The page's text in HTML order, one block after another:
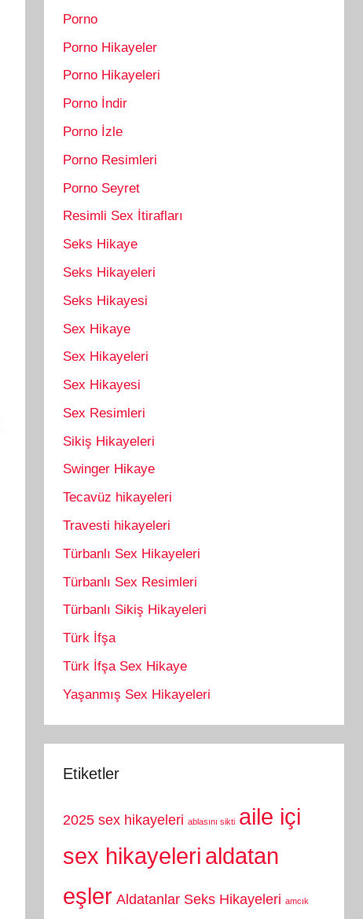
Porno
Porno Hikayeler
Porno Hikayeleri
Porno İndir
Porno İzle
Porno Resimleri
Porno Seyret
Resimli Sex İtirafları
Seks Hikaye
Seks Hikayeleri
Seks Hikayesi
Sex Hikaye
Sex Hikayeleri
Sex Hikayesi
Sex Resimleri
Sikiş Hikayeleri
Swinger Hikaye
Tecavüz hikayeleri
Travesti hikayeleri
Türbanlı Sex Hikayeleri
Türbanlı Sex Resimleri
Türbanlı Sikiş Hikayeleri
Türk İfşa
Türk İfşa Sex Hikaye
Yaşanmış Sex Hikayeleri
Etiketler
2025 sex hikayeleri ablasını sikti aile içi
sex hikayeleri aldatan
eşler Aldatanlar Seks Hikayeleri amcık